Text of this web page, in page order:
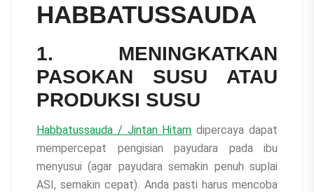
HABBATUSSAUDA
1. MENINGKATKAN
PASOKAN SUSU ATAU
PRODUKSI SUSU
Habbatussauda / Jintan Hitam dipercaya dapat
mempercepat pengisian payudara pada ibu
menyusui (agar payudara semakin penuh suplai
ASI, semakin cepat). Anda pasti harus mencoba